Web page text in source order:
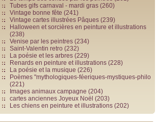
Tubes gifs carnaval - mardi gras (260)
Vintage bonne fête (241)
Vintage cartes illustrées Pâques (239)
Halloween et sorcières en peinture et illustrations
(238)
Venise par les peintres (234)
Saint-Valentin retro (232)
La poésie et les arbres (229)
Renards en peinture et illustrations (228)
La poésie et la musique (226)
Poèmes "mythologiques-féeriques-mystiques-philo
(221)
Images animaux campagne (204)
cartes anciennes Joyeux Noël (203)
Les chiens en peinture et illustrations (202)